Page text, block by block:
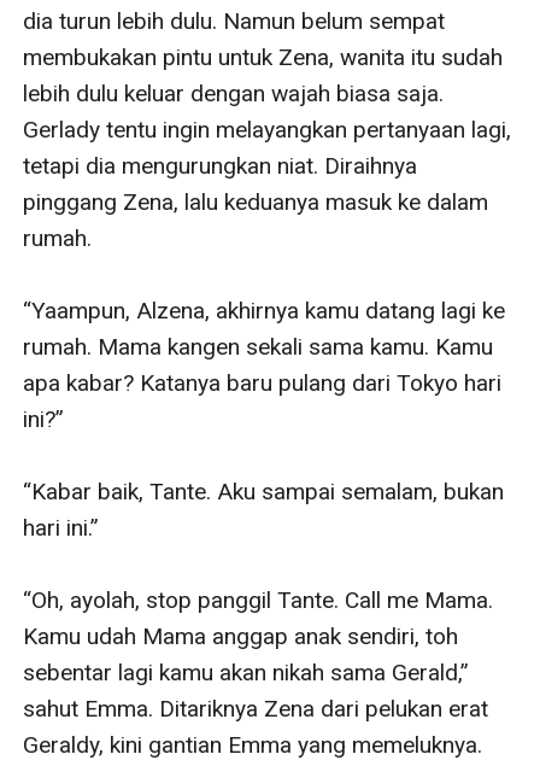
dia turun lebih dulu. Namun belum sempat
membukakan pintu untuk Zena, wanita itu sudah
lebih dulu keluar dengan wajah biasa saja.
Gerlady tentu ingin melayangkan pertanyaan lagi,
tetapi dia mengurungkan niat. Diraihnya
pinggang Zena, lalu keduanya masuk ke dalam
rumah.
“Yaampun, Alzena, akhirnya kamu datang lagi ke
rumah. Mama kangen sekali sama kamu. Kamu
apa kabar? Katanya baru pulang dari Tokyo hari
ini?”
“Kabar baik, Tante. Aku sampai semalam, bukan
hari ini.”
“Oh, ayolah, stop panggil Tante. Call me Mama.
Kamu udah Mama anggap anak sendiri, toh
sebentar lagi kamu akan nikah sama Gerald,”
sahut Emma. Ditariknya Zena dari pelukan erat
Geraldy, kini gantian Emma yang memeluknya.